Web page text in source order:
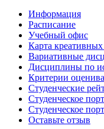
Информация
Расписание
Учебный офис
Карта
Вариативные
Дисциплины по
Критерии
Студенческие
Студенческое
Студенческое
Оставьте отзыв